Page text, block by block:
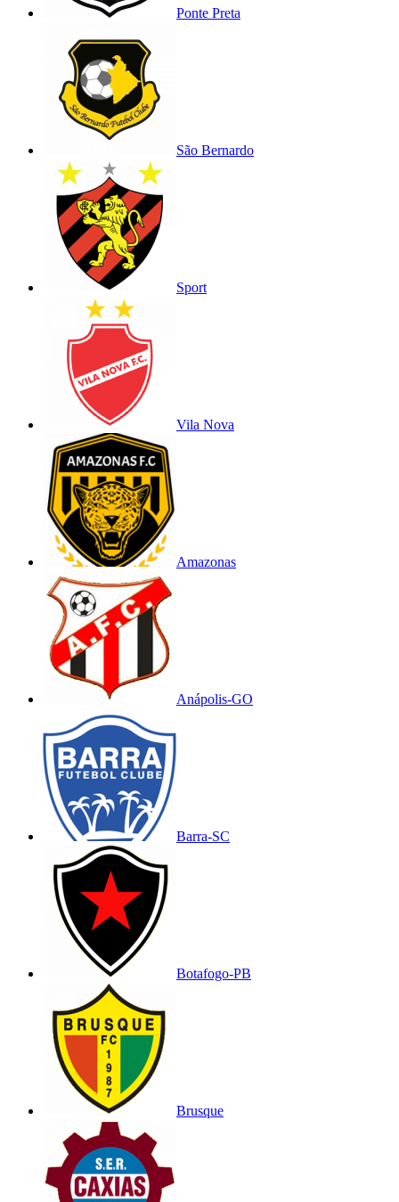
Ponte Preta
São Bernardo
Sport
Vila Nova
Amazonas
Anápolis-GO
Barra-SC
Botafogo-PB
Brusque